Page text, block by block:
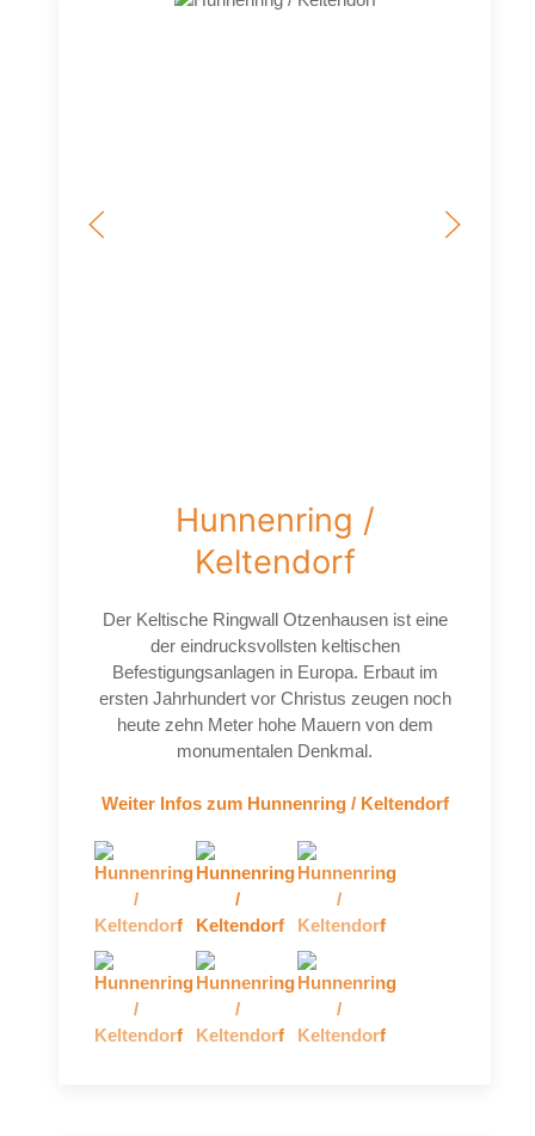
Hunnenring /
Keltendorf
Der Keltische Ringwall Otzenhausen ist eine
der eindrucksvollsten keltischen
Befestigungsanlagen in Europa. Erbaut im
ersten Jahrhundert vor Christus zeugen noch
heute zehn Meter hohe Mauern von dem
monumentalen Denkmal.
Weiter Infos zum Hunnenring / Keltendorf